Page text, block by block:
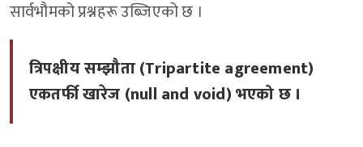
सार्वभौमको प्रश्नहरू उब्जिएको छ ।
त्रिपक्षीय सम्झौता (Tripartite agreement)
एकतर्फी खारेज (null and void) भएको छ ।